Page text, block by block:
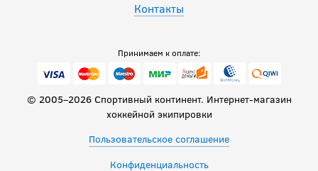
Контакты
Принимаем к оплате:
© 2005–2026 Спортивный континент. Интернет-магазин
хоккейной экипировки
Пользовательское соглашение
Конфиденциальность